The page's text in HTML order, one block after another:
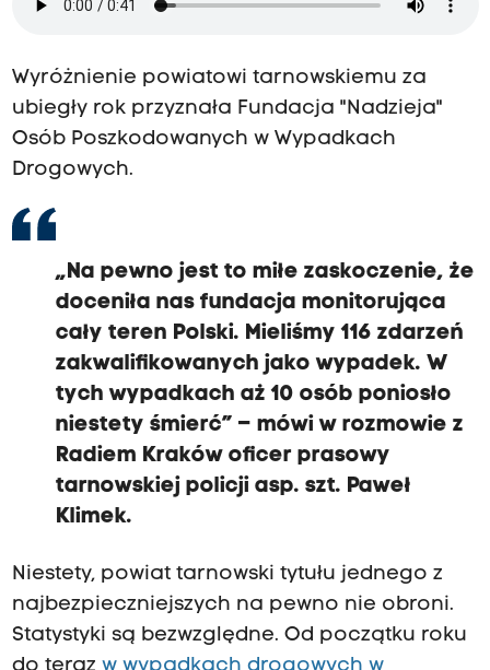
Wyróżnienie powiatowi tarnowskiemu za
ubiegły rok przyznała Fundacja "Nadzieja"
Osób Poszkodowanych w Wypadkach
Drogowych.
„Na pewno jest to miłe zaskoczenie, że
doceniła nas fundacja monitorująca
cały teren Polski. Mieliśmy 116 zdarzeń
zakwalifikowanych jako wypadek. W
tych wypadkach aż 10 osób poniosło
niestety śmierć” – mówi w rozmowie z
Radiem Kraków oficer prasowy
tarnowskiej policji asp. szt. Paweł
Klimek.
Niestety, powiat tarnowski tytułu jednego z
najbezpieczniejszych na pewno nie obroni.
Statystyki są bezwzględne. Od początku roku